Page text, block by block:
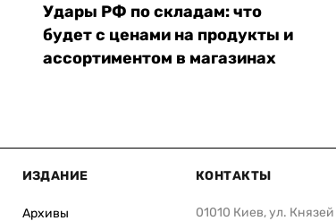
Удары РФ по складам: что
будет с ценами на продукты и
ассортиментом в магазинах
ИЗДАНИЕ
Архивы
КОНТАКТЫ
01010 Киев, ул. Князей